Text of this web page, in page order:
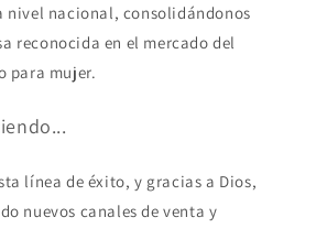
nivel nacional, consolidándonos
reconocida en el mercado del
para mujer.
línea de éxito, y gracias a Dios,
nuevos canales de venta y